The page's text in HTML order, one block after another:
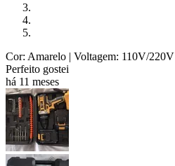
Cor: Amarelo | Voltagem: 110V/220V
Perfeito gostei
há 11 meses